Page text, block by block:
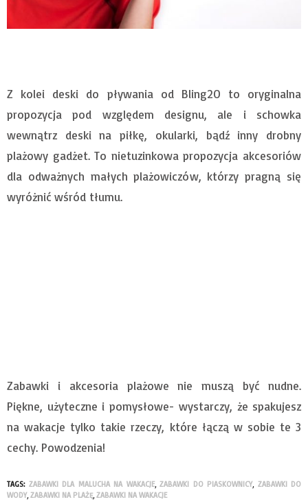
Z kolei deski do pływania od Bling2O to oryginalna
propozycja pod względem designu, ale i schowka
wewnątrz deski na piłkę, okularki, bądź inny drobny
plażowy gadżet. To nietuzinkowa propozycja akcesoriów
dla odważnych małych plażowiczów, którzy pragną się
wyróżnić wśród tłumu.
Zabawki i akcesoria plażowe nie muszą być nudne.
Piękne, użyteczne i pomysłowe- wystarczy, że spakujesz
na wakacje tylko takie rzeczy, które łączą w sobie te 3
cechy. Powodzenia!
TAGS: ZABAWKI DLA MALUCHA NA WAKACJE, ZABAWKI DO PIASKOWNICY ZABAWKI DO
WODY ZABAWKI NA PLAŻĘ ZABAWKI NA WAKACJE